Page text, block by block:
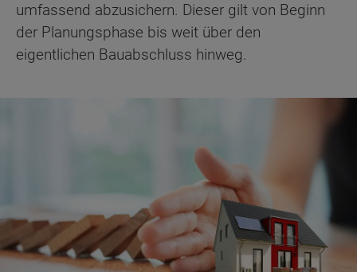
umfassend abzusichern. Dieser gilt von Beginn
der Planungsphase bis weit über den
eigentlichen Bauabschluss hinweg.